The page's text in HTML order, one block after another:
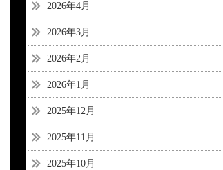
2026年4月
2026年3月
2026年2月
2026年1月
2025年12月
2025年11月
2025年10月